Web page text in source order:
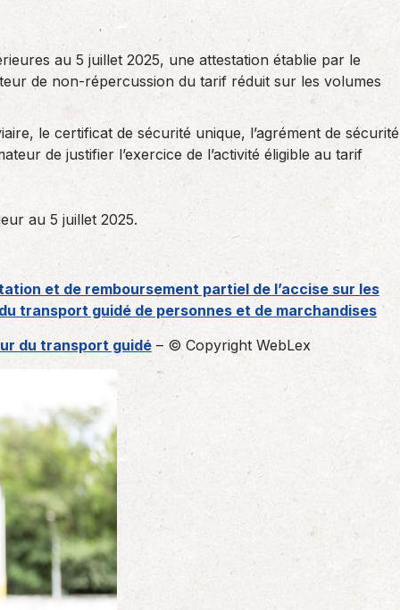
au 5 juillet 2025, une attestation établie par le
de non-répercussion du tarif réduit sur les volumes
le certificat de sécurité unique, l’agrément de sécurité
de justifier l’exercice de l’activité éligible au tarif
au 5 juillet 2025.
et de remboursement partiel de l’accise sur les
transport guidé de personnes et de marchandises
du transport guidé – © Copyright WebLex